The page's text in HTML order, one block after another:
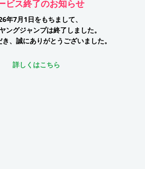
ビス終了のお知らせ
年7月1日をもちまして、
ングジャンプは終了しました。
、誠にありがとうございました。
詳しくはこちら